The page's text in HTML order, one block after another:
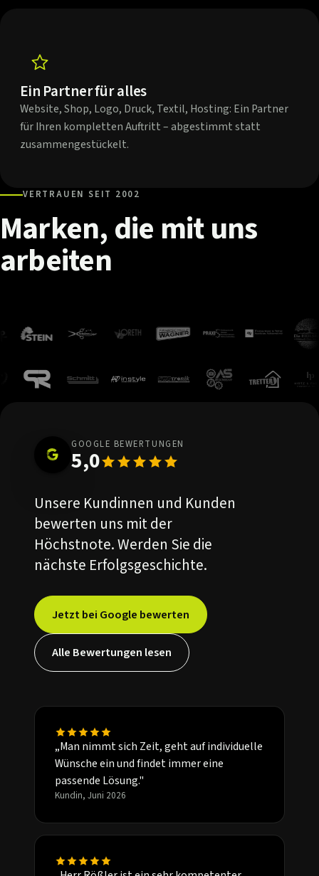
Ein Partner für alles
Website, Shop, Logo, Druck, Textil, Hosting: Ein Partner
für Ihren kompletten Auftritt – abgestimmt statt
zusammengestückelt.
VERTRAUEN SEIT 2002
Marken,die mituns
arbeiten
GOOGLE BEWERTUNGEN
5,0
Unsere Kundinnen und Kunden
bewerten uns mit der
Höchstnote. Werden Sie die
nächste Erfolgsgeschichte.
Jetzt bei Google bewerten
Alle Bewertungen lesen
„Man nimmt sich Zeit, geht auf individuelle
Wünsche ein und findet immer eine
passende Lösung."
Kundin, Juni 2026